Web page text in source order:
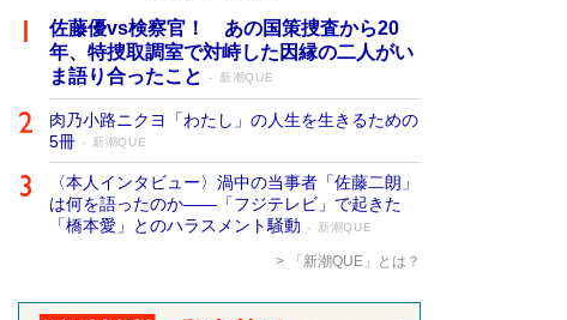
佐藤優vs検察官！ あの国策捜査から20
年、特捜取調室で対峙した因縁の二人がい
ま語り合ったこと
新潮QUE
肉乃小路ニクヨ「わたし」の人生を生きるための
5冊
新潮QUE
〈本人インタビュー〉渦中の当事者「佐藤二朗」
は何を語ったのか――「フジテレビ」で起きた
「橋本愛」とのハラスメント騒動
新潮QUE
「新潮QUE」とは？